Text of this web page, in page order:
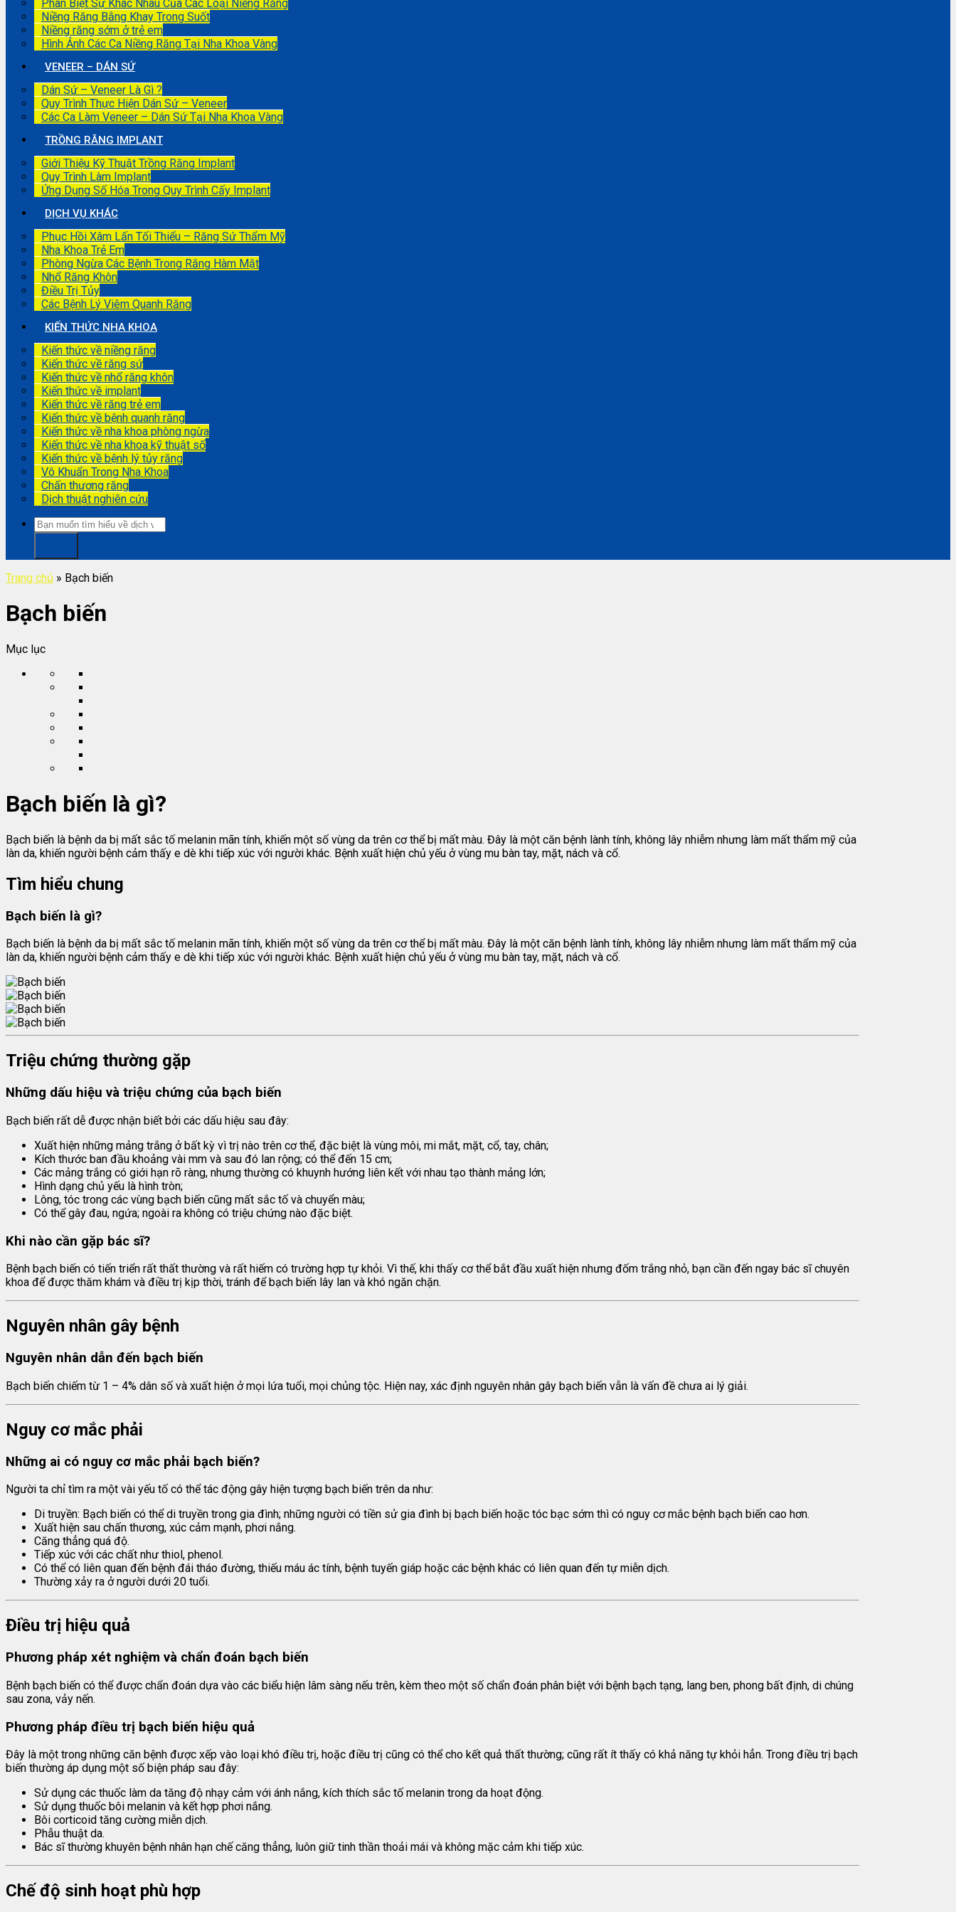
Phân Biệt Sự Khác Nhau Của Các Loại Niềng Răng
Niềng Răng Bằng Khay Trong Suốt
Niềng răng sớm ở trẻ em
Hình Ảnh Các Ca Niềng Răng Tại Nha Khoa Vàng
VENEER – DÁN SỨ
Dán Sứ – Veneer Là Gì ?
Quy Trình Thực Hiện Dán Sứ – Veneer
Các Ca Làm Veneer – Dán Sứ Tại Nha Khoa Vàng
TRỒNG RĂNG IMPLANT
Giới Thiệu Kỹ Thuật Trồng Răng Implant
Quy Trình Làm Implant
Ứng Dụng Số Hóa Trong Quy Trình Cấy Implant
DỊCH VỤ KHÁC
Phục Hồi Xâm Lấn Tối Thiểu – Răng Sứ Thẩm Mỹ
Nha Khoa Trẻ Em
Phòng Ngừa Các Bệnh Trong Răng Hàm Mặt
Nhổ Răng Khôn
Điều Trị Tủy
Các Bệnh Lý Viêm Quanh Răng
KIẾN THỨC NHA KHOA
Kiến thức về niềng răng
Kiến thức về răng sứ
Kiến thức về nhổ răng khôn
Kiến thức về implant
Kiến thức về răng trẻ em
Kiến thức về bệnh quanh răng
Kiến thức về nha khoa phòng ngừa
Kiến thức về nha khoa kỹ thuật số
Kiến thức về bệnh lý tủy răng
Vô Khuẩn Trong Nha Khoa
Chấn thương răng
Dịch thuật nghiên cứu
Trang chủ » Bạch biến
Bạch biến
Mục lục
Bạch biến là gì?
Bạch biến là bệnh da bị mất sắc tố melanin mãn tính, khiến một số vùng da trên cơ thể bị mất màu. Đây là một căn bệnh lành tính, không lây nhiễm nhưng làm mất thẩm mỹ của
làn da, khiến người bệnh cảm thấy e dè khi tiếp xúc với người khác. Bệnh xuất hiện chủ yếu ở vùng mu bàn tay, mặt, nách và cổ.
Tìm hiểu chung
Bạch biến là gì?
Bạch biến là bệnh da bị mất sắc tố melanin mãn tính, khiến một số vùng da trên cơ thể bị mất màu. Đây là một căn bệnh lành tính, không lây nhiễm nhưng làm mất thẩm mỹ của
làn da, khiến người bệnh cảm thấy e dè khi tiếp xúc với người khác. Bệnh xuất hiện chủ yếu ở vùng mu bàn tay, mặt, nách và cổ.
Triệu chứng thường gặp
Những dấu hiệu và triệu chứng của bạch biến
Bạch biến rất dễ được nhận biết bởi các dấu hiệu sau đây:
Xuất hiện những mảng trắng ở bất kỳ vì trị nào trên cơ thể, đặc biệt là vùng môi, mi mắt, mặt, cổ, tay, chân;
Kích thước ban đầu khoảng vài mm và sau đó lan rộng; có thể đến 15 cm;
Các mảng trắng có giới hạn rõ ràng, nhưng thường có khuynh hướng liên kết với nhau tạo thành mảng lớn;
Hình dạng chủ yếu là hình tròn;
Lông, tóc trong các vùng bạch biến cũng mất sắc tố và chuyển màu;
Có thể gây đau, ngứa; ngoài ra không có triệu chứng nào đặc biệt.
Khi nào cần gặp bác sĩ?
Bệnh bạch biến có tiến triển rất thất thường và rất hiếm có trường hợp tự khỏi. Vì thế, khi thấy cơ thể bắt đầu xuất hiện nhưng đốm trắng nhỏ, bạn cần đến ngay bác sĩ chuyên
khoa để được thăm khám và điều trị kịp thời, tránh để bạch biến lây lan và khó ngăn chặn.
Nguyên nhân gây bệnh
Nguyên nhân dẫn đến bạch biến
Bạch biến chiếm từ 1 – 4% dân số và xuất hiện ở mọi lứa tuổi, mọi chủng tộc. Hiện nay, xác định nguyên nhân gây bạch biến vẫn là vấn đề chưa ai lý giải.
Nguy cơ mắc phải
Những ai có nguy cơ mắc phải bạch biến?
Người ta chỉ tìm ra một vài yếu tố có thể tác động gây hiện tượng bạch biến trên da như:
Di truyền: Bạch biến có thể di truyền trong gia đình; những người có tiền sử gia đình bị bạch biến hoặc tóc bạc sớm thì có nguy cơ mắc bệnh bạch biến cao hơn.
Xuất hiện sau chấn thương, xúc cảm mạnh, phơi nắng.
Căng thẳng quá độ.
Tiếp xúc với các chất như thiol, phenol.
Có thể có liên quan đến bệnh đái tháo đường, thiếu máu ác tính, bệnh tuyến giáp hoặc các bệnh khác có liên quan đến tự miễn dịch.
Thường xảy ra ở người dưới 20 tuổi.
Điều trị hiệu quả
Phương pháp xét nghiệm và chẩn đoán bạch biến
Bệnh bạch biến có thể được chẩn đoán dựa vào các biểu hiện lâm sàng nếu trên, kèm theo một số chẩn đoán phân biệt với bệnh bạch tạng, lang ben, phong bất định, di chúng
sau zona, vảy nến.
Phương pháp điều trị bạch biến hiệu quả
Đây là một trong những căn bệnh được xếp vào loại khó điều trị, hoặc điều trị cũng có thể cho kết quả thất thường; cũng rất ít thấy có khả năng tự khỏi hẳn. Trong điều trị bạch
biến thường áp dụng một số biện pháp sau đây:
Sử dụng các thuốc làm da tăng độ nhạy cảm với ánh nắng, kích thích sắc tố melanin trong da hoạt động.
Sử dụng thuốc bôi melanin và kết hợp phơi nắng.
Bôi corticoid tăng cường miễn dịch.
Phẫu thuật da.
Bác sĩ thường khuyên bệnh nhân hạn chế căng thẳng, luôn giữ tinh thần thoải mái và không mặc cảm khi tiếp xúc.
Chế độ sinh hoạt phù hợp